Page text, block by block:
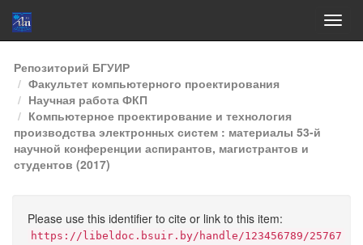
Skip
navigation
Репозиторий БГУИР
Факультет компьютерного проектирования
Научная работа ФКП
Компьютерное проектирование и технология
производства электронных систем : материалы 53-й
научной конференции аспирантов, магистрантов и
студентов (2017)
Please use this identifier to cite or link to this item:
https://libeldoc.bsuir.by/handle/123456789/25767